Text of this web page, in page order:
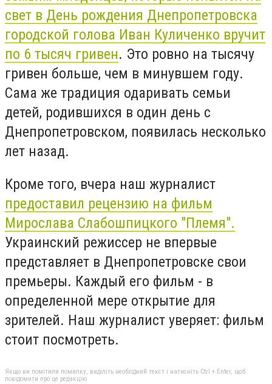
свет в День рождения Днепропетровска
городской голова Иван Куличенко вручит
по 6 тысяч гривен. Это ровно на тысячу
гривен больше, чем в минувшем году.
Сама же традиция одаривать семьи
детей, родившихся в один день с
Днепропетровском, появилась несколько
лет назад.
Кроме того, вчера наш журналист
предоставил рецензию на фильм
Мирослава Слабошпицкого "Племя".
Украинский режиссер не впервые
представляет в Днепропетровске свои
премьеры. Каждый его фильм - в
определенной мере открытие для
зрителей. Наш журналист уверяет: фильм
стоит посмотреть.
Якщо ви помітили помилку, виділіть необхідний текст і натисніть Ctrl + Enter, щоб
повідомити про це редакцію